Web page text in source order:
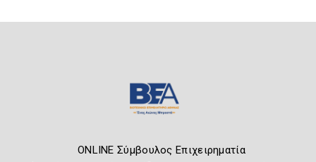
ONLINE Σύμβουλος Επιχειρηματία